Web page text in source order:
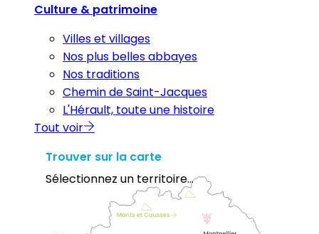
Culture & patrimoine
Villes et villages
Nos plus belles abbayes
Nos traditions
Chemin de Saint-Jacques
L'Hérault, toute une histoire
Tout voir
Trouver sur la carte
Sélectionnez un territoire...